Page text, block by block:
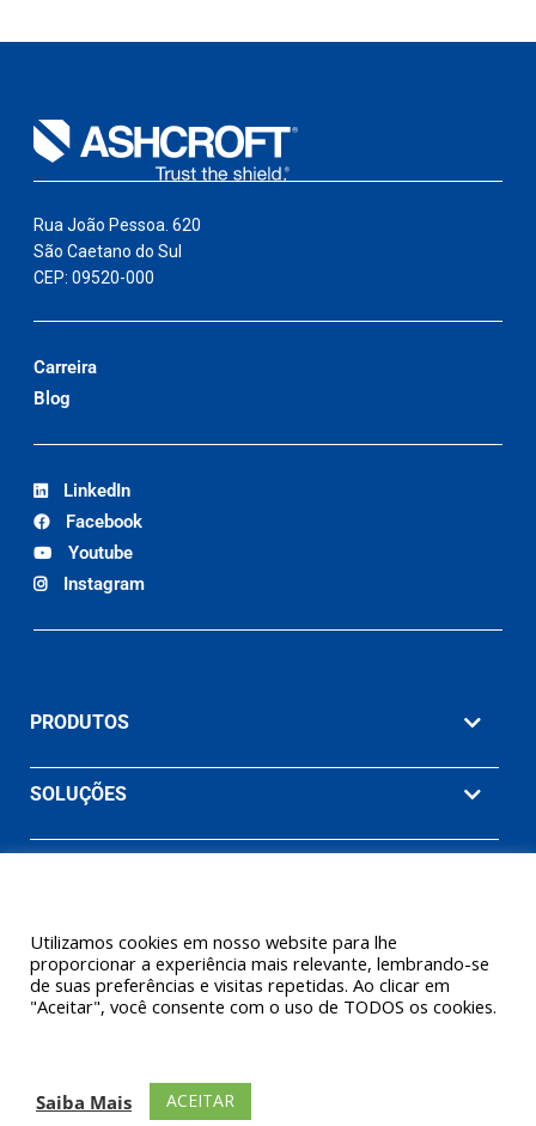
Rua João Pessoa. 620
São Caetano do Sul
CEP: 09520-000
Carreira
Blog
LinkedIn
Facebook
Youtube
Instagram
PRODUTOS
SOLUÇÕES
EMPRESA
Controle Ltda. (Uma empresa Ashcroft® Inc.) Todos os direitos
reservados.
Utilizamos cookies em nosso website para lhe
proporcionar a experiência mais relevante, lembrando-se
de suas preferências e visitas repetidas. Ao clicar em
"Aceitar", você consente com o uso de TODOS os cookies.
Saiba Mais ACEITAR